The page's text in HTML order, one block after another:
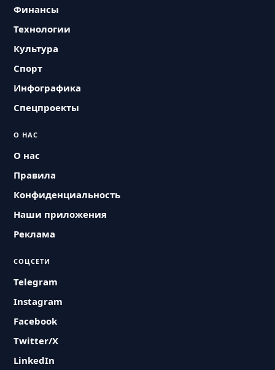
Финансы
Технологии
Культура
Спорт
Инфографика
Спецпроекты
О НАС
О нас
Правила
Конфиденциальность
Наши приложения
Реклама
СОЦСЕТИ
Telegram
Instagram
Facebook
Twitter/X
LinkedIn